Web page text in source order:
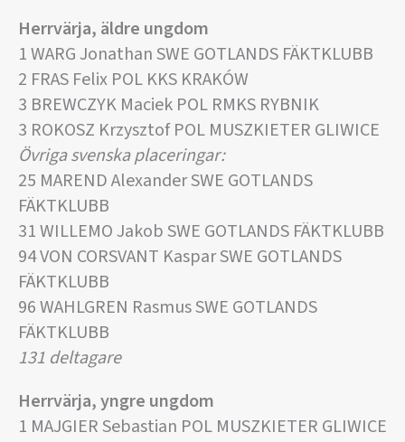
Herrvärja, äldre ungdom
1 WARG Jonathan SWE GOTLANDS FÄKTKLUBB
2 FRAS Felix POL KKS KRAKÓW
3 BREWCZYK Maciek POL RMKS RYBNIK
3 ROKOSZ Krzysztof POL MUSZKIETER GLIWICE
Övriga svenska placeringar:
25 MAREND Alexander SWE GOTLANDS
FÄKTKLUBB
31 WILLEMO Jakob SWE GOTLANDS FÄKTKLUBB
94 VON CORSVANT Kaspar SWE GOTLANDS
FÄKTKLUBB
96 WAHLGREN Rasmus SWE GOTLANDS
FÄKTKLUBB
131 deltagare
Herrvärja, yngre ungdom
1 MAJGIER Sebastian POL MUSZKIETER GLIWICE